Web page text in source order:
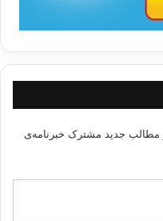
مطالب جدید مشترک خبرنامه‌ی